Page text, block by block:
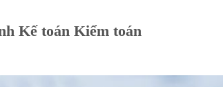
Kế toán Kiểm toán